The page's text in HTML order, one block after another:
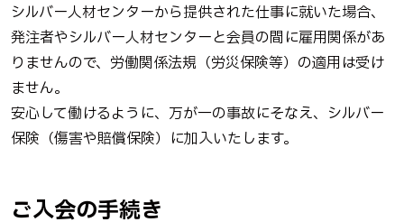
シルバー人材センターから提供された仕事に就いた場合、
発注者やシルバー人材センターと会員の間に雇用関係があ
りませんので、労働関係法規（労災保険等）の適用は受け
ません。
安心して働けるように、万が一の事故にそなえ、シルバー
保険（傷害や賠償保険）に加入いたします。
ご入会の手続き